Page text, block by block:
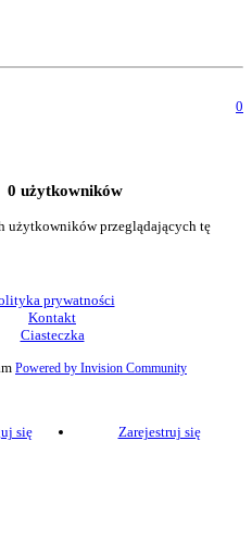
0
0 użytkowników
użytkowników przeglądających tę
prywatności
Kontakt
Ciasteczka
Powered by Invision Community
się
Zarejestruj się